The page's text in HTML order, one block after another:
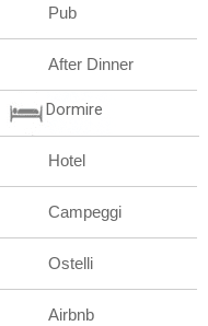
Pub
After Dinner
Dormire
Hotel
Campeggi
Ostelli
Airbnb